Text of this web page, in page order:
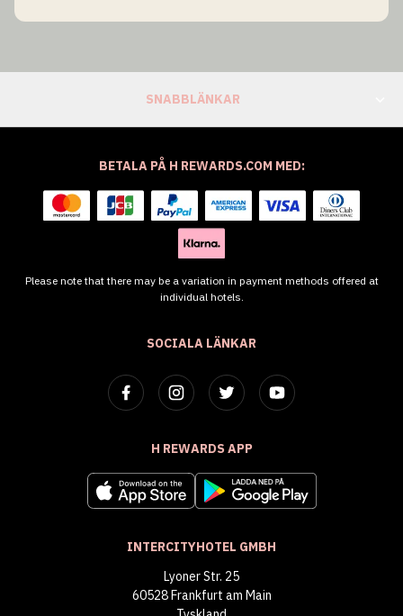
SNABBLÄNKAR
SOCIALA LÄNKAR
H REWARDS APP
INTERCITYHOTEL GMBH
Lyoner Str. 25
60528 Frankfurt am Main
BETALA PÅ H REWARDS.COM MED:
Please note that there may be a variation in payment methods offered at
individual hotels.